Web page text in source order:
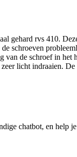
gehard rvs 410.
schroeven
van de schroef in
licht indraaien.
chatbot, en help